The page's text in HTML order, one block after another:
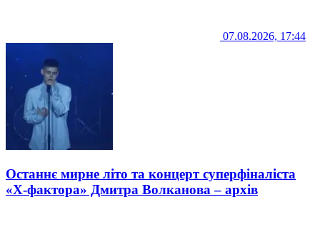
07.08.2026, 17:44
Останнє мирне літо та концерт суперфіналіста
«Х-фактора» Дмитра Волканова – архів